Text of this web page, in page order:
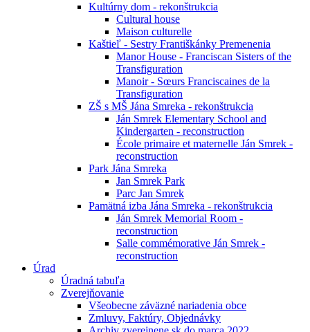
Kultúrny dom - rekonštrukcia
Cultural house
Maison culturelle
Kaštieľ - Sestry Františkánky Premenenia
Manor House - Franciscan Sisters of the
Transfiguration
Manoir - Sœurs Franciscaines de la
Transfiguration
ZŠ s MŠ Jána Smreka - rekonštrukcia
Ján Smrek Elementary School and
Kindergarten - reconstruction
École primaire et maternelle Ján Smrek -
reconstruction
Park Jána Smreka
Jan Smrek Park
Parc Jan Smrek
Pamätná izba Jána Smreka - rekonštrukcia
Ján Smrek Memorial Room -
reconstruction
Salle commémorative Ján Smrek -
reconstruction
Úrad
Úradná tabuľa
Zverejňovanie
Všeobecne záväzné nariadenia obce
Zmluvy, Faktúry, Objednávky